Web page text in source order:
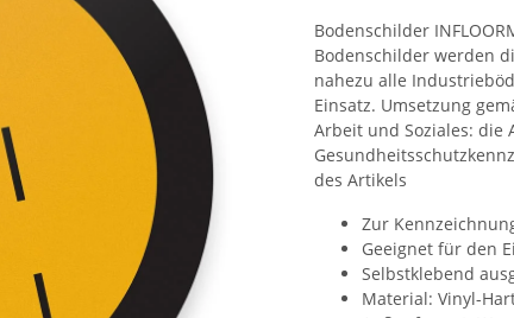
Bodenschilder
Bodenschilder werden
nahezu alle
Einsatz. Umsetzung
Arbeit und Soziales: die
des Artikels
Zur
Geeignet für den
Selbstklebend
Material: Vinyl-